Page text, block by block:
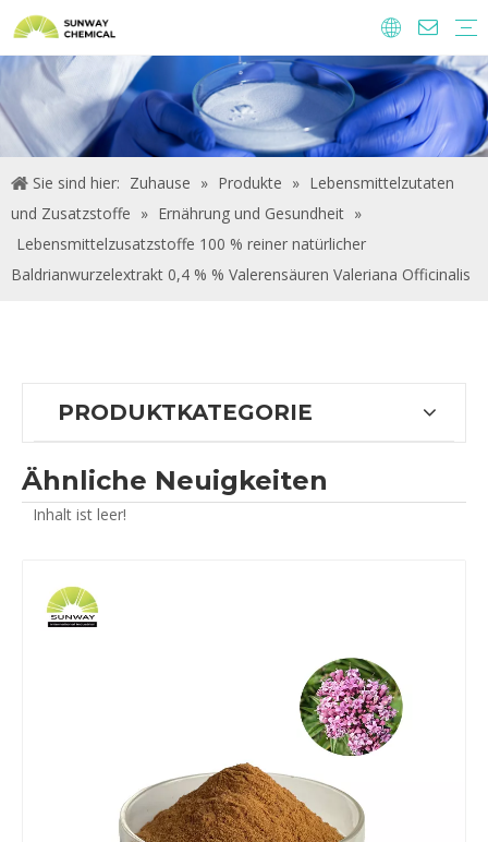
Sie sind hier: Zuhause » Produkte » Lebensmittelzutaten
und Zusatzstoffe » Ernährung und Gesundheit »
Lebensmittelzusatzstoffe 100 % reiner natürlicher
Baldrianwurzelextrakt 0,4 % % Valerensäuren Valeriana Officinalis
PRODUKTKATEGORIE
Ähnliche Neuigkeiten
Inhalt ist leer!